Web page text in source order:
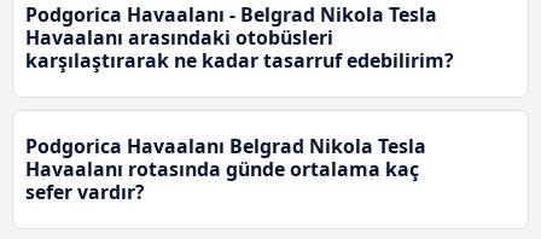
Podgorica Havaalanı - Belgrad Nikola Tesla
Havaalanı arasındaki otobüsleri
karşılaştırarak ne kadar tasarruf edebilirim?
Podgorica Havaalanı Belgrad Nikola Tesla
Havaalanı rotasında günde ortalama kaç
sefer vardır?